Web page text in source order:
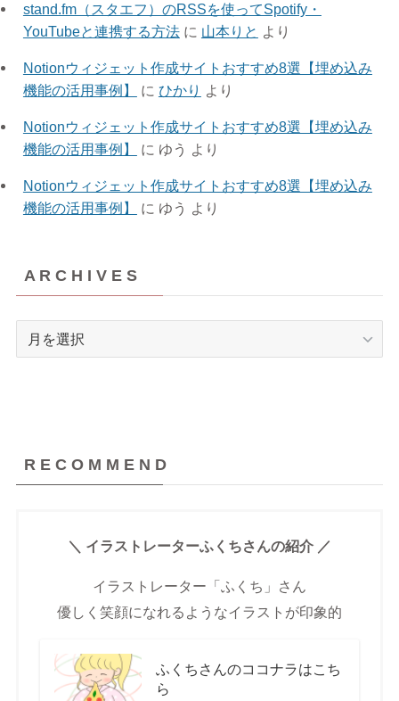
stand.fm（スタエフ）のRSSを使ってSpotify・
YouTubeと連携する方法に 山本りと より
Notionウィジェット作成サイトおすすめ8選【埋め込み
機能の活用事例】
に ひかり より
Notionウィジェット作成サイトおすすめ8選【埋め込み
機能の活用事例】
に ゆう より
Notionウィジェット作成サイトおすすめ8選【埋め込み
機能の活用事例】
に ゆう より
A R C H I V E S
S
R E C O M M E N D
＼ イラストレーターふくちさんの紹介 ／
イラストレーター「ふくち」さん
優しく笑顔になれるようなイラストが印象的
ふくちさんのココナラはこち
ら